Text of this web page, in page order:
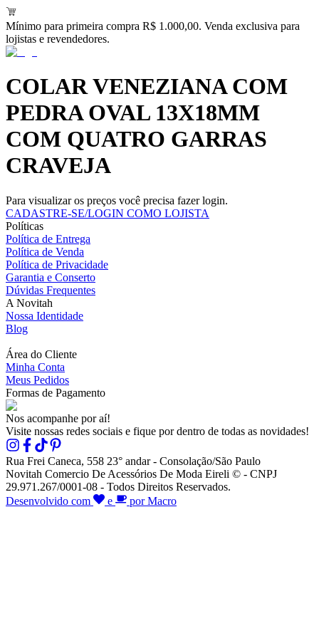
Mínimo para primeira compra R$ 1.000,00. Venda exclusiva para
lojistas e revendedores.
COLAR VENEZIANA COM
PEDRA OVAL 13X18MM
COM QUATRO GARRAS
CRAVEJA
Para visualizar os preços você precisa fazer login.
CADASTRE-SE/LOGIN COMO LOJISTA
Políticas
Política de Entrega
Política de Venda
Política de Privacidade
Garantia e Conserto
Dúvidas Frequentes
A Novitah
Nossa Identidade
Blog
Área do Cliente
Minha Conta
Meus Pedidos
Formas de Pagamento
Nos acompanhe por aí!
Visite nossas redes sociais e fique por dentro de todas as novidades!
Rua Frei Caneca, 558 23° andar - Consolação/São Paulo
Novitah Comercio De Acessórios De Moda Eireli © - CNPJ
29.971.267/0001-08 - Todos Direitos Reservados.
Desenvolvido com
e por Macro